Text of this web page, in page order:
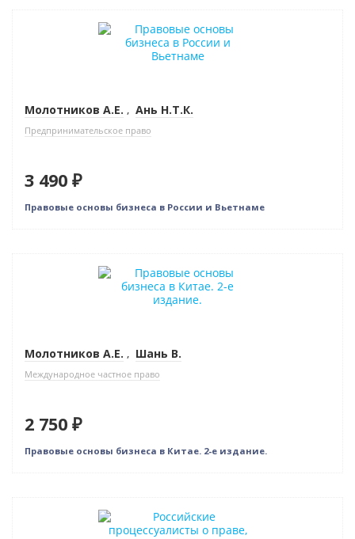
Молотников А.Е. , Ань Н.Т.К.
Предпринимательское право
3 490 ₽
Правовые основы бизнеса в России и Вьетнаме
Молотников А.Е. , Шань В.
Международное частное право
2 750 ₽
Правовые основы бизнеса в Китае. 2-е издание.